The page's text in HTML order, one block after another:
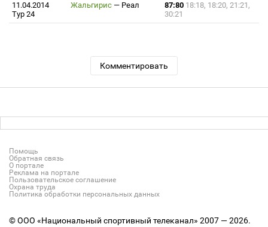
11.04.2014
Тур 24
Жальгирис — Реал 87:80 18:18, 18:20, 21:21,
30:21
Комментировать
Помощь
Обратная связь
О портале
Реклама на портале
Пользовательское соглашение
Охрана труда
Политика обработки персональных данных
© ООО «Национальный спортивный телеканал» 2007 — 2026.